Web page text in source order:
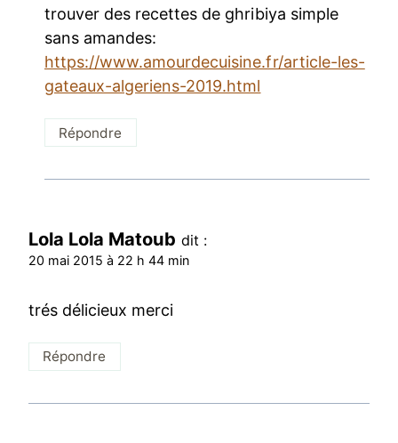
trouver des recettes de ghribiya simple
sans amandes:
https://www.amourdecuisine.fr/article-les-
gateaux-algeriens-2019.html
Répondre
Lola Lola Matoub dit :
20 mai 2015 à 22 h 44 min
trés délicieux merci
Répondre